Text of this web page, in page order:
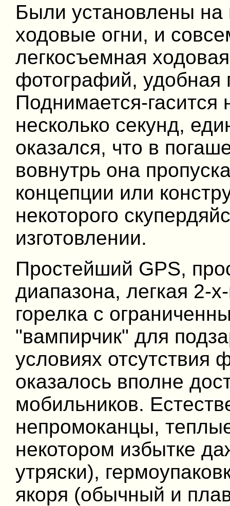
Были установлены на
ходовые огни, и
легкосъемная
фотографий, удобная
Поднимается-гасится
несколько секунд,
оказался, что в
вовнутрь она
концепции или
некоторого
изготовлении.
Простейший GPS,
диапазона, легкая 2-
горелка с
"вампирчик" для
условиях отсутствия
оказалось вполне
мобильников.
непромоканцы,
некотором избытке
утряски),
якоря (обычный и